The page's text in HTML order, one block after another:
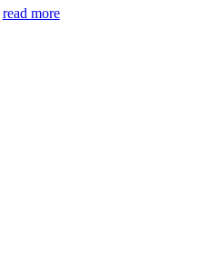
read more